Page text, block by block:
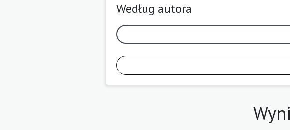
Według autora